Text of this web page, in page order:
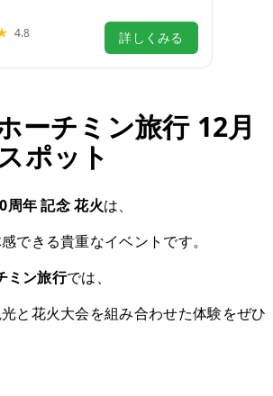
4.8 詳しくみる
ーチミン旅行 12月
ポット
周年 記念 花火は、
できる貴重なイベントです。
ミン旅行では、
と花火大会を組み合わせた体験をぜひ